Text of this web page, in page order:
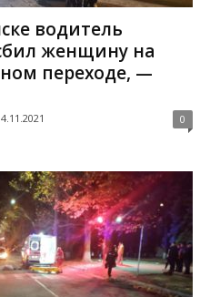
водитель
женщину на
переходе, —
0